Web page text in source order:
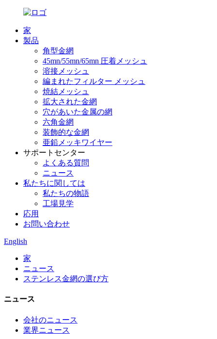
家
製品
角型金網
45mn/55mn/65mn 圧着メッシュ
溶接メッシュ
編まれたフィルター メッシュ
焼結メッシュ
拡大された金網
穴があいた金属の網
六角金網
装飾的な金網
亜鉛メッキワイヤー
サポートセンター
よくある質問
ニュース
私たちに関しては
私たちの物語
工場見学
応用
お問い合わせ
English
家
ニュース
ステンレス金網の選び方
ニュース
会社のニュース
業界ニュース